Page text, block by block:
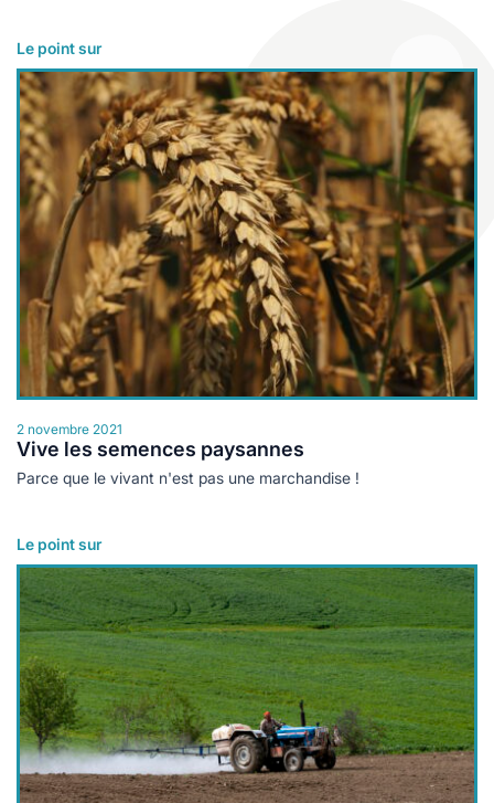
Le point sur
2 novembre 2021
Vive les semences paysannes
Parce que le vivant n'est pas une marchandise !
Lire plus
Le point sur
Lire plus